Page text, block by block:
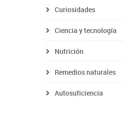
Curiosidades
Ciencia y tecnología
Nutrición
Remedios naturales
Autosuficiencia